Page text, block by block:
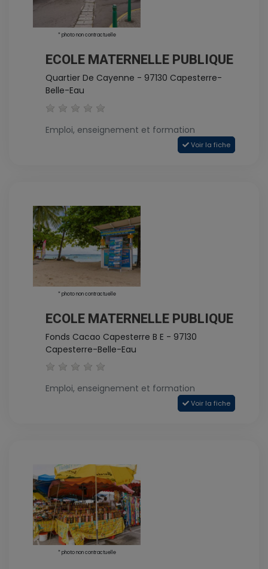
* photo non contractuelle
ECOLE MATERNELLE PUBLIQUE
Quartier De Cayenne - 97130 Capesterre-
Belle-Eau
Emploi, enseignement et formation
Voir la fiche
* photo non contractuelle
ECOLE MATERNELLE PUBLIQUE
Fonds Cacao Capesterre B E - 97130
Capesterre-Belle-Eau
Emploi, enseignement et formation
Voir la fiche
* photo non contractuelle